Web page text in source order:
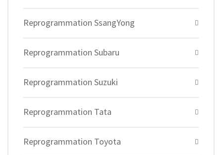
Reprogrammation SsangYong
Reprogrammation Subaru
Reprogrammation Suzuki
Reprogrammation Tata
Reprogrammation Toyota